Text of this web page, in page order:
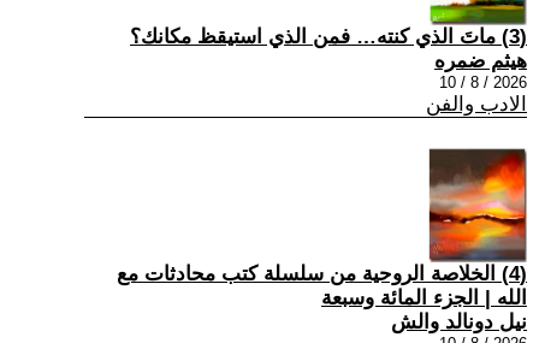
(3) ماتَ الذي كنته… فمن الذي استيقظ مكانك؟
هيثم ضمره
2026 / 8 / 10
الادب والفن
(4) الخلاصة الروحية من سلسلة كتب محادثات مع
الله | الجزء المائة وسبعة
نيل دونالد والش